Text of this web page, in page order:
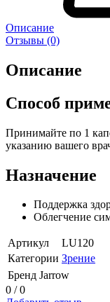
Описание
Отзывы (0)
Описание
Способ
Принимайте по 1
указанию вашего
Назначение
Поддержка
Облегчение
Артикул
LU120
Категории Зрение
Бренд Jarrow
0 / 0